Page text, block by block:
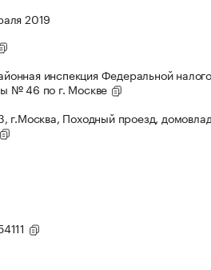
2019
инспекция Федеральной
№ 46 по г. Москве
г.Москва, Походный проезд,